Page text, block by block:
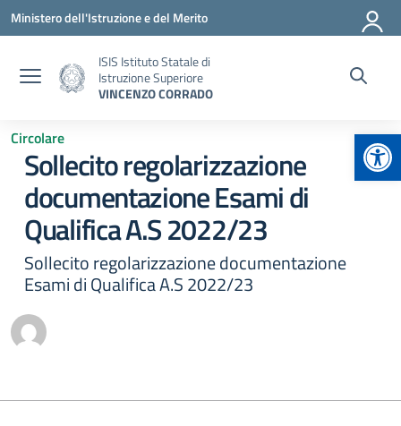
Vai ai contenuti
Vai al menu di navigazione
Vai al footer
Ministero dell'Istruzione e del Merito
ISIS Istituto Statale di
Istruzione Superiore
VINCENZO CORRADO
Circolare
Sollecito regolarizzazione
documentazione Esami di
Qualifica A.S 2022/23
Sollecito regolarizzazione documentazione
Esami di Qualifica A.S 2022/23